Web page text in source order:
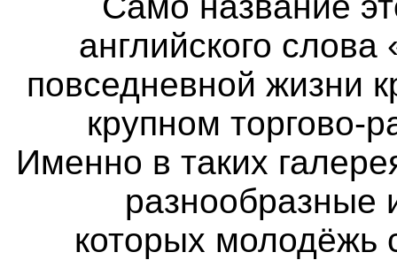
английского
повседневной жизни
крупном торгово-
Именно в таких
разнообразные
которых молодёжь